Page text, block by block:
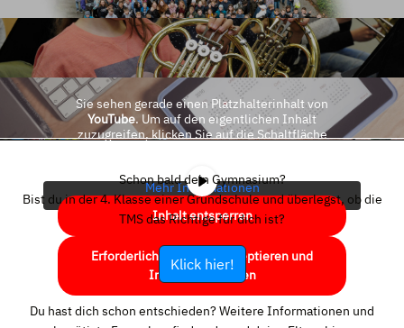
Sie sehen gerade einen Platzhalterinhalt von
YouTube. Um auf den eigentlichen Inhalt
zuzugreifen, klicken Sie auf die Schaltfläche
Mehr Informationen
Inhalt entsperren
Erforderlichen Service akzeptieren und
Inhalte entsperren
Schon bald dein Gymnasium?
Bist du in der 4. Klasse einer Grundschule und überlegst, ob die
TMS das Richtige für dich ist?
Klick hier!
Du hast dich schon entschieden? Weitere Informationen und